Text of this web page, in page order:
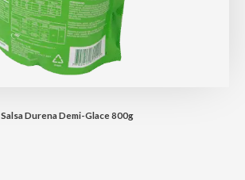
Salsa Durena Demi-Glace 800g